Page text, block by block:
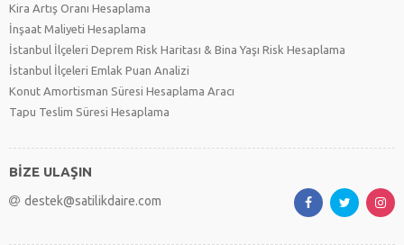
Kira Artış Oranı Hesaplama
İnşaat Maliyeti Hesaplama
İstanbul İlçeleri Deprem Risk Haritası & Bina Yaşı Risk Hesaplama
İstanbul İlçeleri Emlak Puan Analizi
Konut Amortisman Süresi Hesaplama Aracı
Tapu Teslim Süresi Hesaplama
BİZE ULAŞIN
destek@satilikdaire.com